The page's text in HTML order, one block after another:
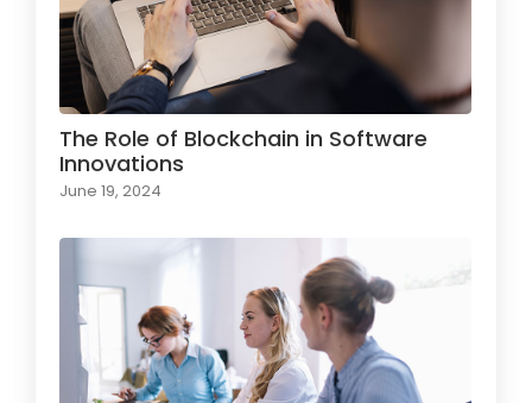
The Role of Blockchain in Software
Innovations
June 19, 2024